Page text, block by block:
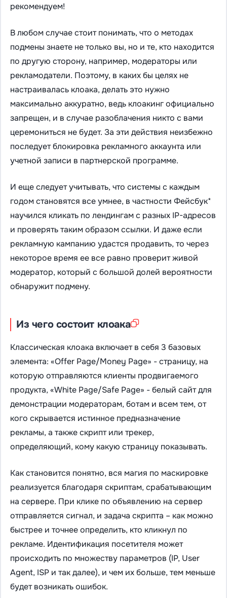
рекомендуем!
В любом случае стоит понимать, что о методах
подмены знаете не только вы, но и те, кто находится
по другую сторону, например, модераторы или
рекламодатели. Поэтому, в каких бы целях не
настраивалась клоака, делать это нужно
максимально аккуратно, ведь клоакинг официально
запрещен, и в случае разоблачения никто с вами
церемониться не будет. За эти действия неизбежно
последует блокировка рекламного аккаунта или
учетной записи в партнерской программе.
И еще следует учитывать, что системы с каждым
годом становятся все умнее, в частности Фейсбук*
научился кликать по лендингам с разных IP-адресов
и проверять таким образом ссылки. И даже если
рекламную кампанию удастся продавить, то через
некоторое время ее все равно проверит живой
модератор, который с большой долей вероятности
обнаружит подмену.
Из чего состоит клоака
Классическая клоака включает в себя 3 базовых
элемента: «Offer Page/Money Page» - страницу, на
которую отправляются клиенты продвигаемого
продукта, «White Page/Safe Page» - белый сайт для
демонстрации модераторам, ботам и всем тем, от
кого скрывается истинное предназначение
рекламы, а также скрипт или трекер,
определяющий, кому какую страницу показывать.
Как становится понятно, вся магия по маскировке
реализуется благодаря скриптам, срабатывающим
на сервере. При клике по объявлению на сервер
отправляется сигнал, и задача скрипта – как можно
быстрее и точнее определить, кто кликнул по
рекламе. Идентификация посетителя может
происходить по множеству параметров (IP, User
Agent, ISP и так далее), и чем их больше, тем меньше
будет возникать ошибок.